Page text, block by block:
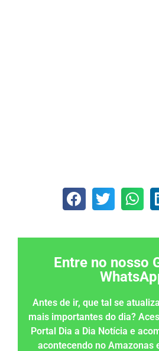
Entre no nosso
Antes de ir, que tal se
mais importantes do dia?
Portal Dia a Dia Notícia e
acontecendo no Amazonas